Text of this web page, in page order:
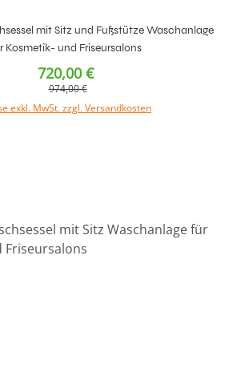
mit Sitz und Fußstütze Waschanlage
Kosmetik- und Friseursalons
720,00 €
974,00 €
exkl. MwSt. zzgl. Versandkosten